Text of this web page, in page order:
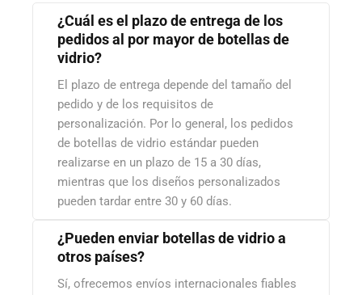
¿Cuál es el plazo de entrega de los
pedidos al por mayor de botellas de
vidrio?
El plazo de entrega depende del tamaño del
pedido y de los requisitos de
personalización. Por lo general, los pedidos
de botellas de vidrio estándar pueden
realizarse en un plazo de 15 a 30 días,
mientras que los diseños personalizados
pueden tardar entre 30 y 60 días.
¿Pueden enviar botellas de vidrio a
otros países?
Sí, ofrecemos envíos internacionales fiables